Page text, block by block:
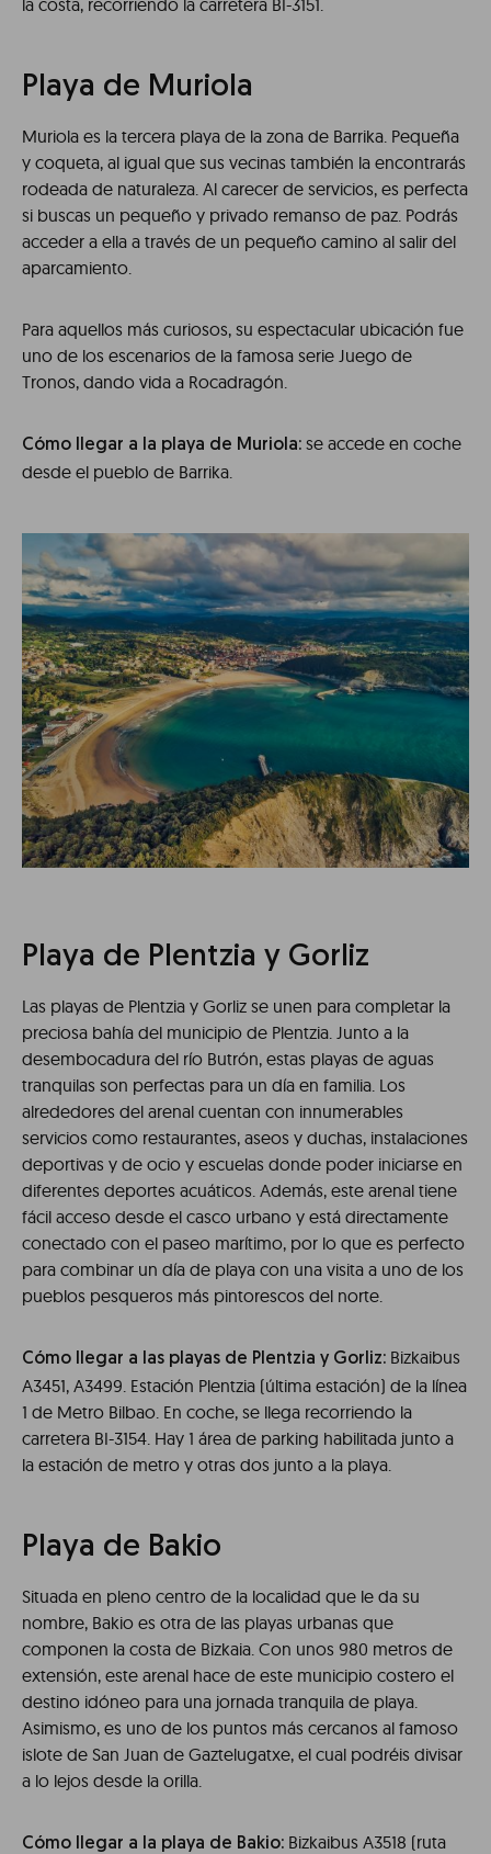
la costa, recorriendo la carretera BI-3151.
Playa de Muriola
Muriola es la tercera playa de la zona de Barrika. Pequeña
y coqueta, al igual que sus vecinas también la encontrarás
rodeada de naturaleza. Al carecer de servicios, es perfecta
si buscas un pequeño y privado remanso de paz. Podrás
acceder a ella a través de un pequeño camino al salir del
aparcamiento.
Para aquellos más curiosos, su espectacular ubicación fue
uno de los escenarios de la famosa serie Juego de
Tronos, dando vida a Rocadragón.
Cómo llegar a la playa de Muriola: se accede en coche
desde el pueblo de Barrika.
Playa de Plentzia y Gorliz
Las playas de Plentzia y Gorliz se unen para completar la
preciosa bahía del municipio de Plentzia. Junto a la
desembocadura del río Butrón, estas playas de aguas
tranquilas son perfectas para un día en familia. Los
alrededores del arenal cuentan con innumerables
servicios como restaurantes, aseos y duchas, instalaciones
deportivas y de ocio y escuelas donde poder iniciarse en
diferentes deportes acuáticos. Además, este arenal tiene
fácil acceso desde el casco urbano y está directamente
conectado con el paseo marítimo, por lo que es perfecto
para combinar un día de playa con una visita a uno de los
pueblos pesqueros más pintorescos del norte.
Cómo llegar a las playas de Plentzia y Gorliz: Bizkaibus
A3451, A3499. Estación Plentzia (última estación) de la línea
1 de Metro Bilbao. En coche, se llega recorriendo la
carretera BI-3154. Hay 1 área de parking habilitada junto a
la estación de metro y otras dos junto a la playa.
Playa de Bakio
Situada en pleno centro de la localidad que le da su
nombre, Bakio es otra de las playas urbanas que
componen la costa de Bizkaia. Con unos 980 metros de
extensión, este arenal hace de este municipio costero el
destino idóneo para una jornada tranquila de playa.
Asimismo, es uno de los puntos más cercanos al famoso
islote de San Juan de Gaztelugatxe, el cual podréis divisar
a lo lejos desde la orilla.
Cómo llegar a la playa de Bakio: Bizkaibus A3518 (ruta